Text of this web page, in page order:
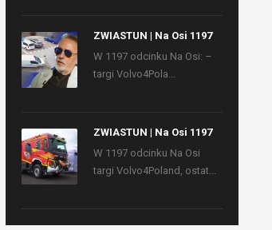
ZWIASTUN | Na Osi 1197
W 1197 odcinku Na Osi: –
targi Volvo4Pola...
ZWIASTUN | Na Osi 1197
W 1197 odcinku Na Osi
targi Volvo4Poland, ostat...